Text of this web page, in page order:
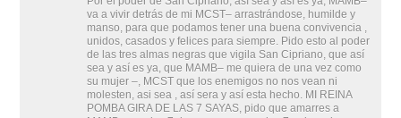
va a vivir detrás de mi MCST– arrastrándose, humilde y
manso, para que podamos tener una buena convivencia ,
unidos, casados y felices para siempre. Pido esto al poder
de las tres almas negras que vigila San Cipriano, que así
sea y así es ya, que MAMB– me quiera de una vez como
su mujer –, MCST que los enemigos no nos vean ni
molesten, asi sea , así sera y así esta hecho. MI REINA
POMBA GIRA DE LAS 7 SAYAS, pido que amarres a